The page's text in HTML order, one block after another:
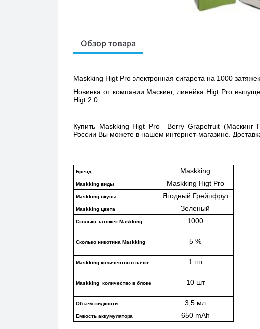
Обзор товара
Maskking Higt Pro электронная сигарета на 1000 затяжек.
Новинка от компании Маскинг, линейка Higt Pro
Higt 2.0
Купить Maskking Higt Pro  Berry Grapefruit (Маскинг
России Вы можете в нашем интернет-магазине.
Бренд Maskking
Maskking виды Maskking Higt Pro
Maskking вкусы Ягодный Грейпфрут
Maskking цвета Зеленый
Сколько затяжек Maskking 1000
Сколько никотина Maskking 5 %
Maskking количество в пачке 1 шт
Maskking  количество в блоке 10 шт
Объем жидкости 3,5 мл
Емкость аккумулятора 650 mAh